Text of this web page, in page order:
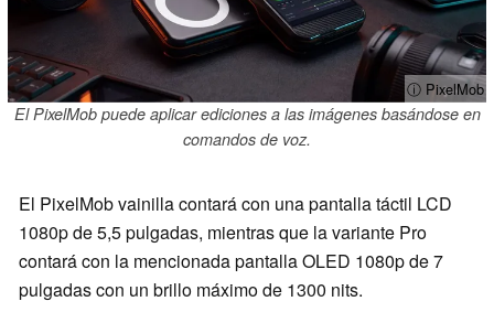
ⓘ PixelMob
El PixelMob puede aplicar ediciones a las imágenes basándose en
comandos de voz.
El PixelMob vainilla contará con una pantalla táctil LCD
1080p de 5,5 pulgadas, mientras que la variante Pro
contará con la mencionada pantalla OLED 1080p de 7
pulgadas con un brillo máximo de 1300 nits.